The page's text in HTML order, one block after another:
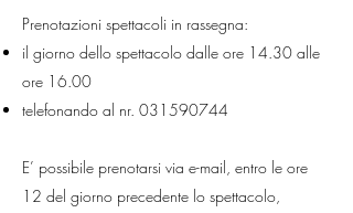
Prenotazioni spettacoli in rassegna:
il giorno dello spettacolo dalle ore 14.30 alle
ore 16.00
telefonando al nr. 031590744
E’ possibile prenotarsi via e-mail, entro le ore
12 del giorno precedente lo spettacolo,